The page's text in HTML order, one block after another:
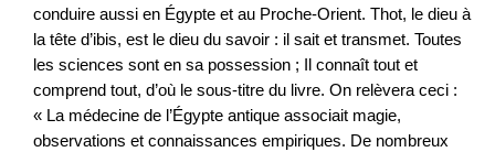
conduire aussi en Égypte et au Proche-Orient. Thot, le dieu à
la tête d’ibis, est le dieu du savoir : il sait et transmet. Toutes
les sciences sont en sa possession ; Il connaît tout et
comprend tout, d’où le sous-titre du livre. On relèvera ceci :
« La médecine de l’Égypte antique associait magie,
observations et connaissances empiriques. De nombreux